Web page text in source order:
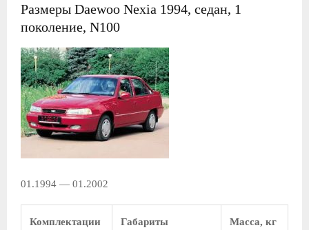
Размеры Daewoo Nexia 1994, седан, 1
поколение, N100
01.1994 — 01.2002
Комплектации Габариты Масса, кг